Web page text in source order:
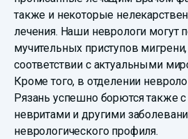
также и некоторые
лечения. Наши неврологи могут
мучительных приступов
соответствии с актуальными
Кроме того, в отделении
Рязань успешно борются также
невритами и другими
неврологического профиля.